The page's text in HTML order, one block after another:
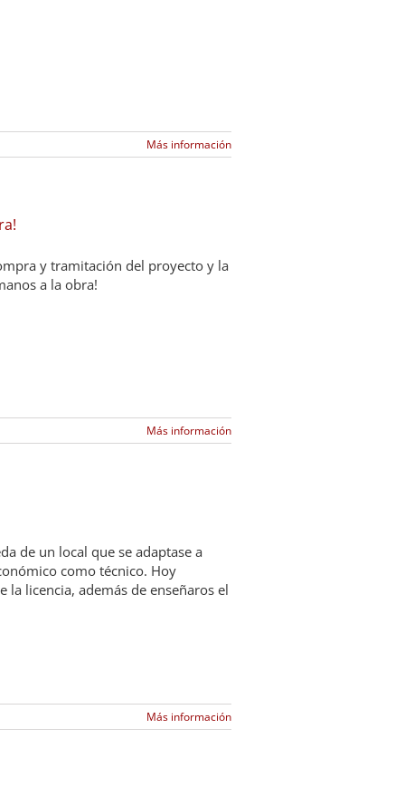
Más información
y tramitación del proyecto y la
a la obra!
Más información
de un local que se adaptase a
como técnico. Hoy
licencia, además de enseñaros el
Más información